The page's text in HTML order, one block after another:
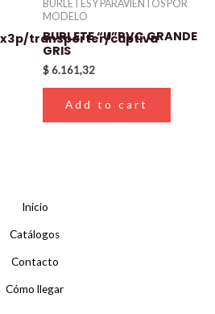
transporter/captiva
BURLETES Y PARAVIENTOS POR
MODELO
BURLETE “U”PVC GRANDE
GRIS
$6.161,32
Add to cart
Inicio
Catálogos
Contacto
Cómo llegar